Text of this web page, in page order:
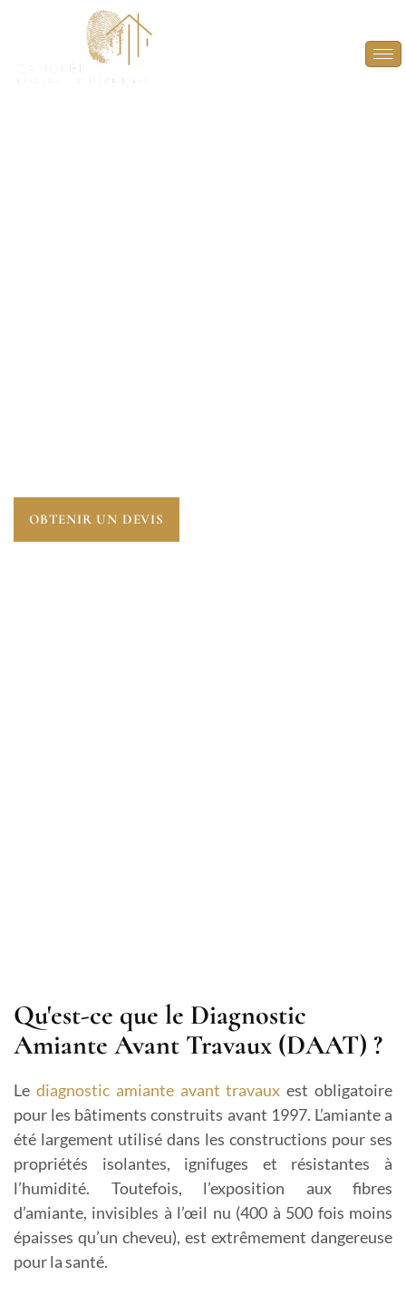
OBTENIR UN DEVIS
Qu'est-ce que le Diagnostic
Amiante Avant Travaux (DAAT) ?
Le diagnostic amiante avant travaux est obligatoire
pour les bâtiments construits avant 1997. L’amiante a
été largement utilisé dans les constructions pour ses
propriétés isolantes, ignifuges et résistantes à
l’humidité. Toutefois, l’exposition aux fibres
d’amiante, invisibles à l’œil nu (400 à 500 fois moins
épaisses qu’un cheveu), est extrêmement dangereuse
pour la santé.